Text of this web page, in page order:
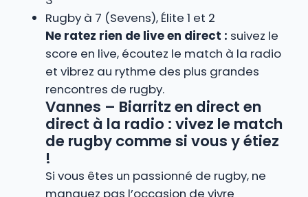
Rugby à 7 (Sevens), Élite 1 et 2
Ne ratez rien de live en direct : suivez le
score en live, écoutez le match à la radio
et vibrez au rythme des plus grandes
rencontres de rugby.
Vannes – Biarritz en direct en
direct à la radio : vivez le match
de rugby comme si vous y étiez
!
Si vous êtes un passionné de rugby, ne